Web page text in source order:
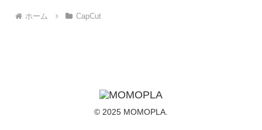
ホーム CapCut
© 2025 MOMOPLA.